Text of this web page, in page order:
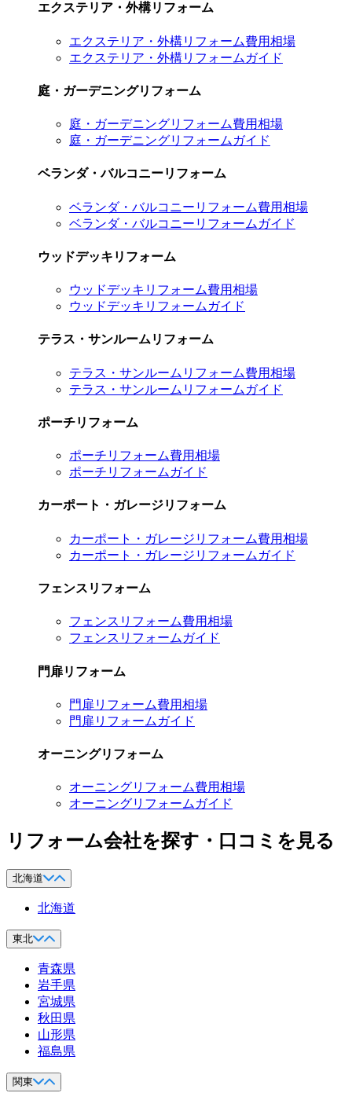
エクステリア・外構リフォーム
エクステリア・外構リフォーム費用相場
エクステリア・外構リフォームガイド
庭・ガーデニングリフォーム
庭・ガーデニングリフォーム費用相場
庭・ガーデニングリフォームガイド
ベランダ・バルコニーリフォーム
ベランダ・バルコニーリフォーム費用相場
ベランダ・バルコニーリフォームガイド
ウッドデッキリフォーム
ウッドデッキリフォーム費用相場
ウッドデッキリフォームガイド
テラス・サンルームリフォーム
テラス・サンルームリフォーム費用相場
テラス・サンルームリフォームガイド
ポーチリフォーム
ポーチリフォーム費用相場
ポーチリフォームガイド
カーポート・ガレージリフォーム
カーポート・ガレージリフォーム費用相場
カーポート・ガレージリフォームガイド
フェンスリフォーム
フェンスリフォーム費用相場
フェンスリフォームガイド
門扉リフォーム
門扉リフォーム費用相場
門扉リフォームガイド
オーニングリフォーム
オーニングリフォーム費用相場
オーニングリフォームガイド
リフォーム会社を探す・口コミを見る
北海道
北海道
東北
青森県
岩手県
宮城県
秋田県
山形県
福島県
関東